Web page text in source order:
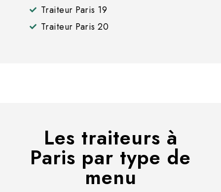
Traiteur Paris 19
Traiteur Paris 20
Les traiteurs à
Paris par type de
menu